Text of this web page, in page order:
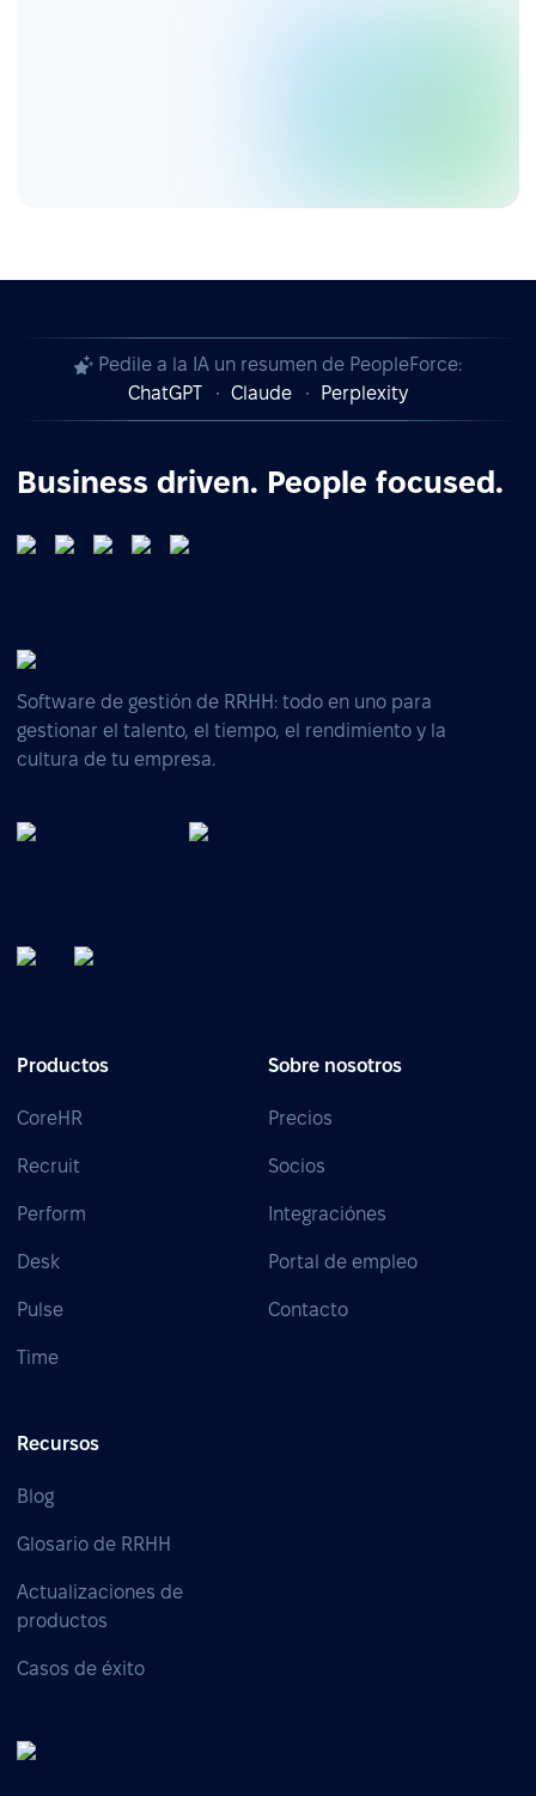
Pedile a la IA un resumen de PeopleForce:
ChatGPT
Claude Perplexity
Business driven. People focused.
Software de gestión de RRHH: todo en uno para
gestionar el talento, el tiempo, el rendimiento y la
cultura de tu empresa.
Productos
CoreHR
Recruit
Perform
Desk
Pulse
Time
Sobre nosotros
Precios
Socios
Integraciónes
Portal de empleo
Contacto
Recursos
Blog
Glosario de RRHH
Actualizaciones de
productos
Casos de éxito